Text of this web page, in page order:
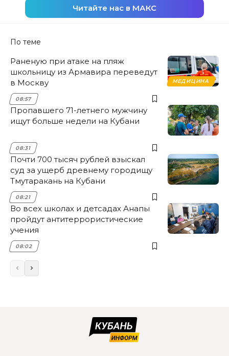
Читайте нас в МАКС
По теме
МЕДИЦИНА
Раненую при атаке на пляж
школьницу из Армавира переведут
в Москву
08:57
Пропавшего 71-летнего мужчину
ищут больше недели на Кубани
08:31
Почти 700 тысяч рублей взыскал
суд за ущерб древнему городищу
Тмутаракань на Кубани
08:21
Во всех школах и детсадах Анапы
пройдут антитеррористические
учения
08:02